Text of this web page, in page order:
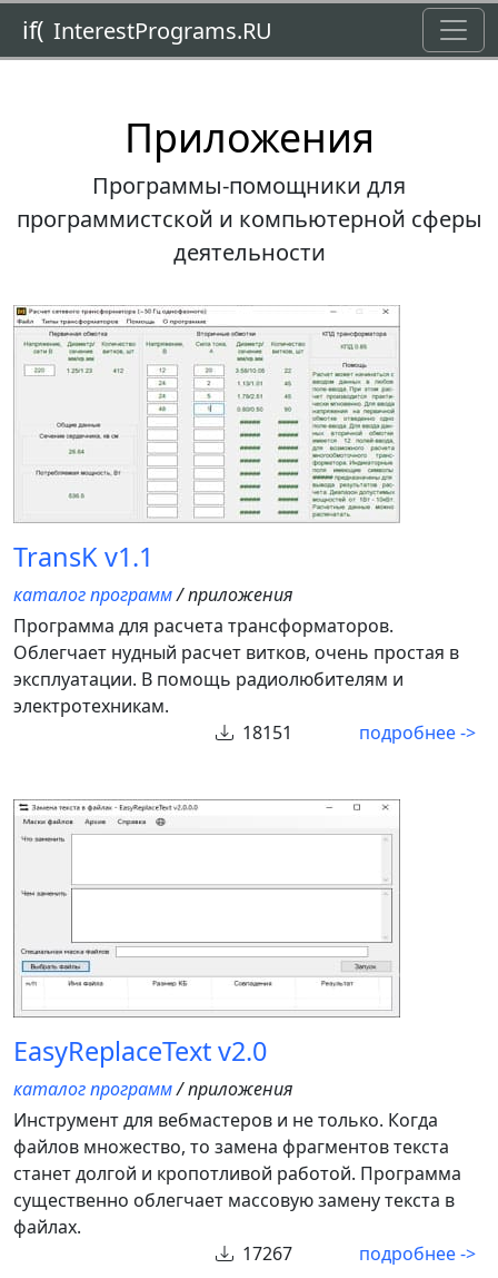
if( InterestPrograms.RU
Приложения
Программы-помощники для
программистской и компьютерной сферы
деятельности
TransK v1.1
каталог программ/ приложения
Программа для расчета трансформаторов.
Облегчает нудный расчет витков, очень простая в
эксплуатации. В помощь радиолюбителям и
электротехникам.
18151
подробнее ->
EasyReplaceText v2.0
каталог программ/ приложения
Инструмент для вебмастеров и не только. Когда
файлов множество, то замена фрагментов текста
станет долгой и кропотливой работой. Программа
существенно облегчает массовую замену текста в
файлах.
17267
подробнее ->